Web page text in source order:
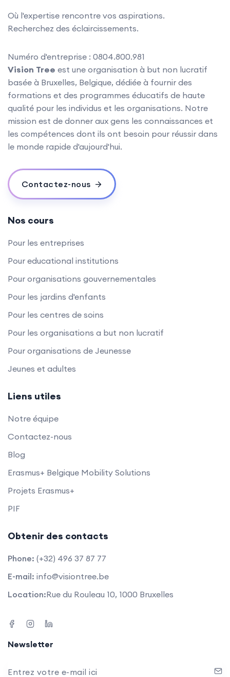
Où l'expertise rencontre vos aspirations.
Recherchez des éclaircissements.
Numéro d'entreprise : 0804.800.981
Vision Tree est une organisation à but non lucratif
basée à Bruxelles, Belgique, dédiée à fournir des
formations et des programmes éducatifs de haute
qualité pour les individus et les organisations. Notre
mission est de donner aux gens les connaissances et
les compétences dont ils ont besoin pour réussir dans
le monde rapide d'aujourd'hui.
Contactez-nous
Nos cours
Pour les entreprises
Pour educational institutions
Pour organisations gouvernementales
Pour les jardins d'enfants
Pour les centres de soins
Pour les organisations a but non lucratif
Pour organisations de Jeunesse
Jeunes et adultes
Liens utiles
Notre équipe
Contactez-nous
Blog
Erasmus+ Belgique Mobility Solutions
Projets Erasmus+
PIF
Obtenir des contacts
Phone: (+32) 496 37 87 77
E-mail: info@visiontree.be
Location:Rue du Rouleau 10, 1000 Bruxelles
Newsletter
Entrez votre e-mail ici